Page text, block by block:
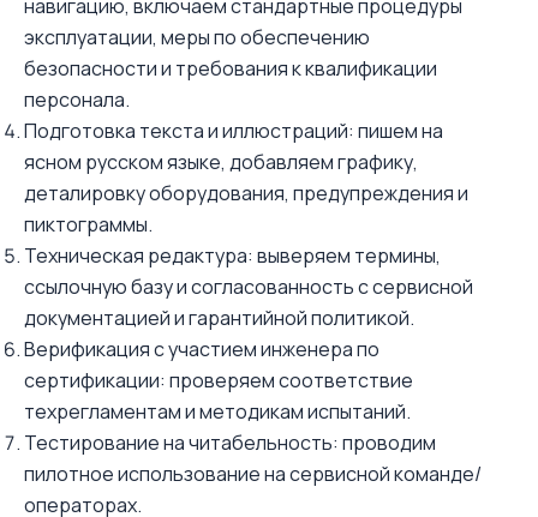
навигацию, включаем стандартные процедуры
эксплуатации, меры по обеспечению
безопасности и требования к квалификации
персонала.
Подготовка текста и иллюстраций: пишем на
ясном русском языке, добавляем графику,
деталировку оборудования, предупреждения и
пиктограммы.
Техническая редактура: выверяем термины,
ссылочную базу и согласованность с сервисной
документацией и гарантийной политикой.
Верификация с участием инженера по
сертификации: проверяем соответствие
техрегламентам и методикам испытаний.
Тестирование на читабельность: проводим
пилотное использование на сервисной команде/
операторах.